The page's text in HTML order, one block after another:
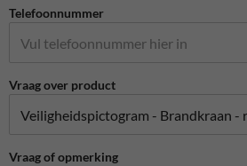
Telefoonnummer
Vraag over product
Vraag of opmerking